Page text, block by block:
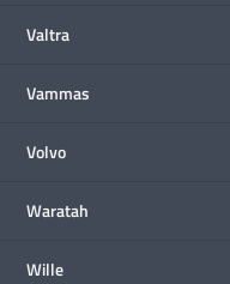
Valtra
Vammas
Volvo
Waratah
Wille